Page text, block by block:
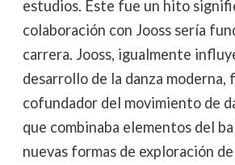
estudios. Este fue un hito
colaboración con Jooss sería
carrera. Jooss, igualmente
desarrollo de la danza moderna,
cofundador del movimiento de
que combinaba elementos del
nuevas formas de exploración